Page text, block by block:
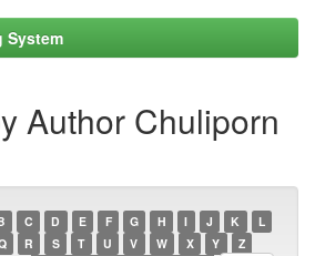
System
Author Chuliporn
C D E F G H I J K
L
R S T U V W X Y Z